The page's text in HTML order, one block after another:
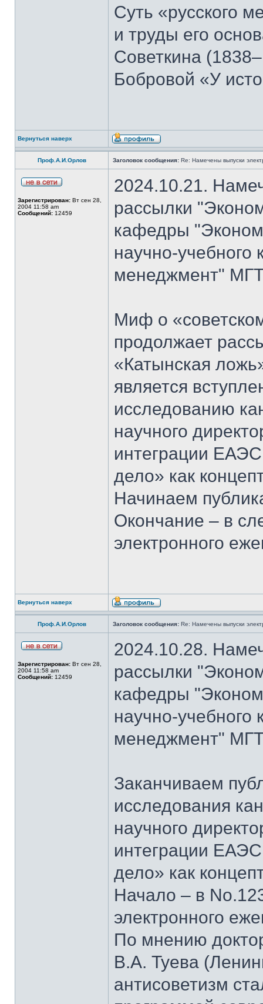
Суть «русского
и труды его
Советкина
Бобровой «У
Вернуться наверх
Проф.А.И.Орлов Заголовок сообщения: Re: Намечены выпуски
Зарегистрирован: Вт сен 28,
2004 11:58 am
Сообщений: 12459
2024.10.21.
рассылки
кафедры
научно-
менеджмент"
Миф о
продолжает
«Катынская
является
исследованию
научного
интеграции
дело» как
Начинаем
Окончание – в
электронного
Вернуться наверх
Проф.А.И.Орлов Заголовок сообщения: Re: Намечены выпуски
Зарегистрирован: Вт сен 28,
2004 11:58 am
Сообщений: 12459
2024.10.28.
рассылки
кафедры
научно-
менеджмент"
Заканчиваем
исследования
научного
интеграции
дело» как
Начало – в
электронного
По мнению
В.А. Туева
антисоветизм